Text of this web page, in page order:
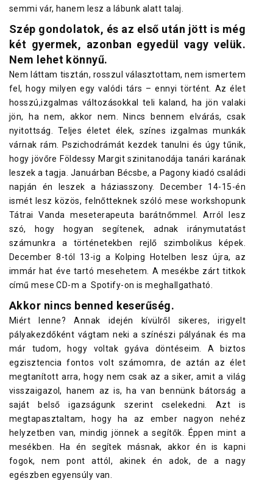
semmi vár, hanem lesz a lábunk alatt talaj.
Szép gondolatok, és az első után jött is még
két gyermek, azonban egyedül vagy velük.
Nem lehet könnyű.
Nem láttam tisztán, rosszul választottam, nem ismertem
fel, hogy milyen egy valódi társ – ennyi történt. Az élet
hosszú,izgalmas változásokkal teli kaland, ha jön valaki
jön, ha nem, akkor nem. Nincs bennem elvárás, csak
nyitottság. Teljes életet élek, színes izgalmas munkák
várnak rám. Pszichodrámát kezdek tanulni és úgy tűnik,
hogy jövőre Földessy Margit szinitanodája tanári karának
leszek a tagja. Januárban Bécsbe, a Pagony kiadó családi
napján én leszek a háziasszony. December 14-15-én
ismét lesz közös, felnőtteknek szóló mese workshopunk
Tátrai Vanda meseterapeuta barátnőmmel. Arról lesz
szó, hogy hogyan segítenek, adnak iránymutatást
számunkra a történetekben rejlő szimbolikus képek.
December 8-tól 13-ig a Kolping Hotelben lesz újra, az
immár hat éve tartó mesehetem. A mesékbe zárt titkok
című mese CD-m a Spotify-on is meghallgatható.
Akkor nincs benned keserűség.
Miért lenne? Annak idején kívülről sikeres, irigyelt
pályakezdőként vágtam neki a színészi pályának és ma
már tudom, hogy voltak gyáva döntéseim. A biztos
egzisztencia fontos volt számomra, de aztán az élet
megtanított arra, hogy nem csak az a siker, amit a világ
visszaigazol, hanem az is, ha van bennünk bátorság a
saját belső igazságunk szerint cselekedni. Azt is
megtapasztaltam, hogy ha az ember nagyon nehéz
helyzetben van, mindig jönnek a segítők. Éppen mint a
mesékben. Ha én segítek másnak, akkor én is kapni
fogok, nem pont attól, akinek én adok, de a nagy
egészben egyensúly van.